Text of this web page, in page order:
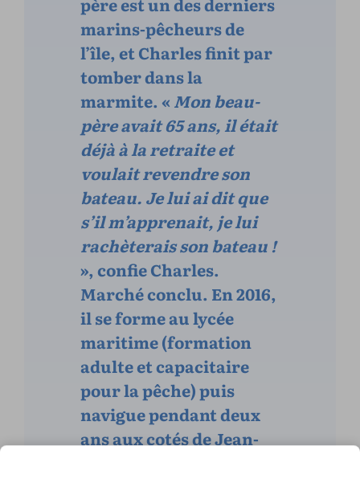
marins-pêcheurs de
l’île, et Charles finit par
tomber dans la
marmite. « Mon beau-
père avait 65 ans, il était
déjà à la retraite et
voulait revendre son
bateau. Je lui ai dit que
s’il m’apprenait, je lui
rachèterais son bateau !
», confie Charles.
Marché conclu. En 2016,
il se forme au lycée
maritime (formation
adulte et capacitaire
pour la pêche) puis
navigue pendant deux
ans aux cotés de Jean-